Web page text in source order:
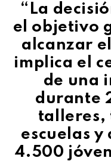
“La
el objetivo
alcanzar
implica el
de una
durante
talleres,
escuelas y
4.500